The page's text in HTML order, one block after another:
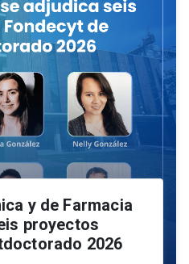
y de Farmacia
proyectos
2026